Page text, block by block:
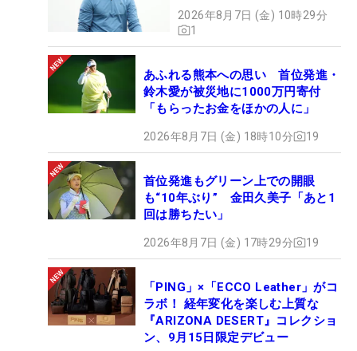
2026年8月7日 (金) 10時29分
1
あふれる熊本への思い 首位発進・
鈴木愛が被災地に1000万円寄付
「もらったお金をほかの人に」
2026年8月7日 (金) 18時10分 19
首位発進もグリーン上での開眼
も“10年ぶり” 金田久美子「あと1
回は勝ちたい」
2026年8月7日 (金) 17時29分 19
「PING」×「ECCO Leather」がコ
ラボ！ 経年変化を楽しむ上質な
『ARIZONA DESERT』コレクショ
ン、9月15日限定デビュー